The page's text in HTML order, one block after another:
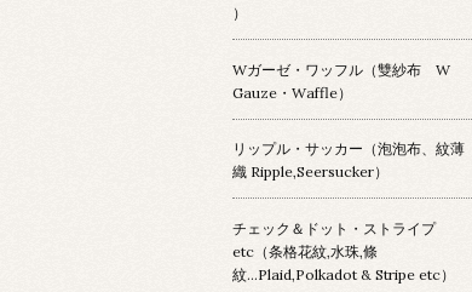
）
Wガーゼ・ワッフル（雙紗布 W
Gauze・Waffle）
リップル・サッカー（泡泡布、紋薄
織 Ripple,Seersucker）
チェック＆ドット・ストライプ
etc（条格花紋,水珠,條
紋...Plaid,Polkadot & Stripe etc）